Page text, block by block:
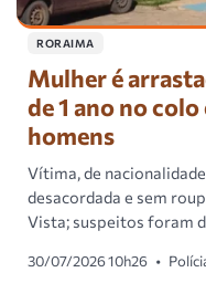
RORAIMA
Mulher é
de 1 ano no
homens
Vítima, de
desacordada e sem
Vista; suspeitos foram
30/07/2026 10h26 •